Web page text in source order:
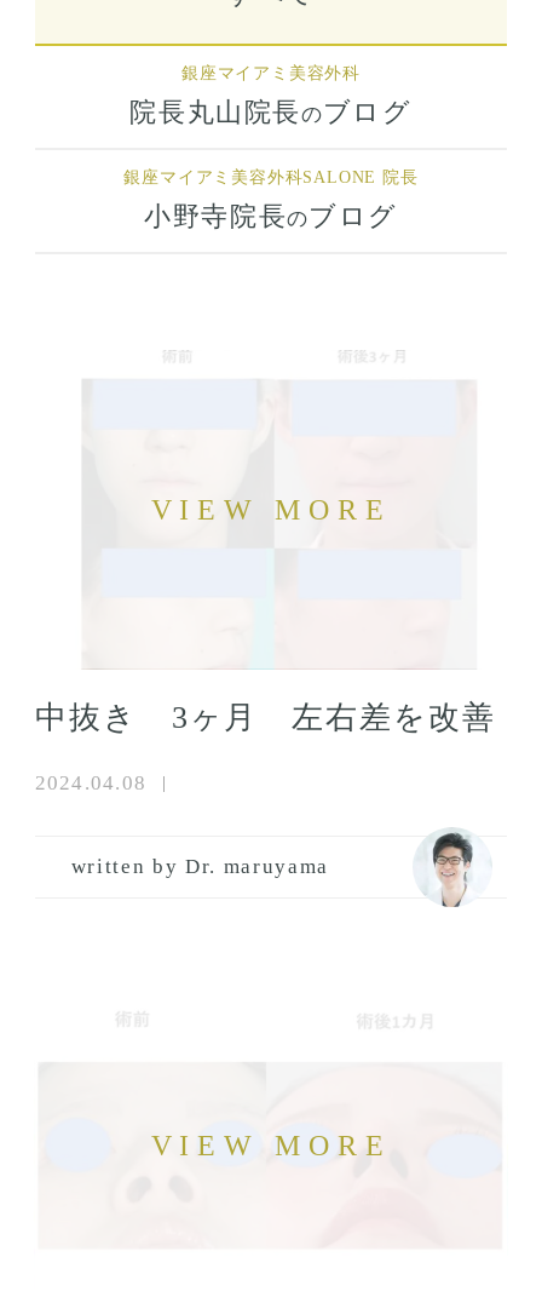
銀座マイアミ美容外科
院長丸山院長のブログ
銀座マイアミ美容外科SALONE 院長
小野寺院長のブログ
中抜き 3ヶ月 左右差を改善
2024.04.08
written by Dr. maruyama